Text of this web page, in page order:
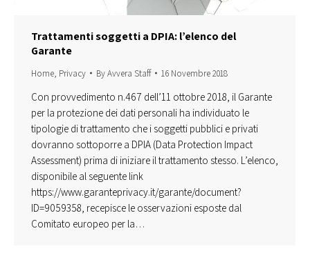
Trattamenti soggetti a DPIA: l’elenco del
Garante
Home, Privacy ByAvvera Staff 16 Novembre 2018
Con provvedimento n.467 dell’11 ottobre 2018, il Garante
per la protezione dei dati personali ha individuato le
tipologie di trattamento che i soggetti pubblici e privati
dovranno sottoporre a DPIA (Data Protection Impact
Assessment) prima di iniziare il trattamento stesso. L’elenco,
disponibile al seguente link
https://www.garanteprivacy.it/garante/document?
ID=9059358, recepisce le osservazioni esposte dal
Comitato europeo per la…